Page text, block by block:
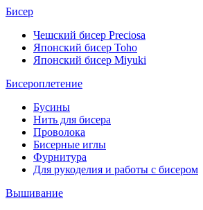
Бисер
Чешский бисер Preciosa
Японский бисер Toho
Японский бисер Miyuki
Бисероплетение
Бусины
Нить для бисера
Проволока
Бисерные иглы
Фурнитура
Для рукоделия и работы с бисером
Вышивание